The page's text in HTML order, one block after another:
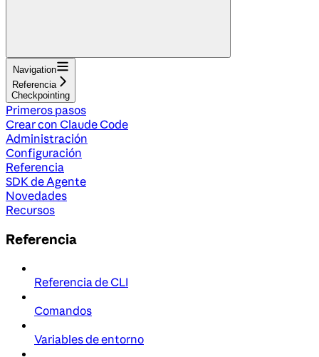
Navigation
Referencia
Checkpointing
Primeros pasos
Crear con Claude Code
Administración
Configuración
Referencia
SDK de Agente
Novedades
Recursos
Referencia
Referencia de CLI
Comandos
Variables de entorno